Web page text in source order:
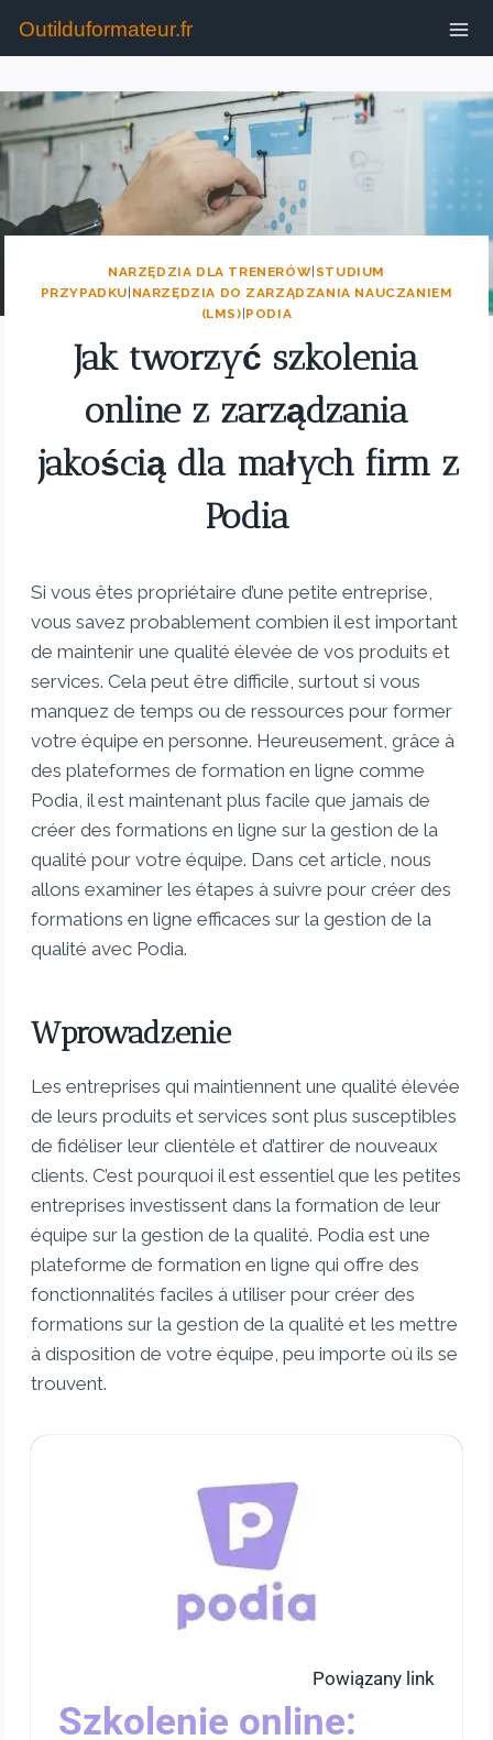
Outilduformateur.fr
NARZĘDZIA DLA TRENERÓW|STUDIUM
PRZYPADKU| NARZĘDZIA DO ZARZĄDZANIA NAUCZANIEM
(LMS)|PODIA
Jak tworzyć szkolenia
online z zarządzania
jakością dla małych firm z
Podia
Si vous êtes propriétaire d’une petite entreprise,
vous savez probablement combien il est important
de maintenir une qualité élevée de vos produits et
services. Cela peut être difficile, surtout si vous
manquez de temps ou de ressources pour former
votre équipe en personne. Heureusement, grâce à
des plateformes de formation en ligne comme
Podia, il est maintenant plus facile que jamais de
créer des formations en ligne sur la gestion de la
qualité pour votre équipe. Dans cet article, nous
allons examiner les étapes à suivre pour créer des
formations en ligne efficaces sur la gestion de la
qualité avec Podia.
Wprowadzenie
Les entreprises qui maintiennent une qualité élevée
de leurs produits et services sont plus susceptibles
de fidéliser leur clientèle et d’attirer de nouveaux
clients. C’est pourquoi il est essentiel que les petites
entreprises investissent dans la formation de leur
équipe sur la gestion de la qualité. Podia est une
plateforme de formation en ligne qui offre des
fonctionnalités faciles à utiliser pour créer des
formations sur la gestion de la qualité et les mettre
à disposition de votre équipe, peu importe où ils se
trouvent.
Powiązany link
Szkolenie online: